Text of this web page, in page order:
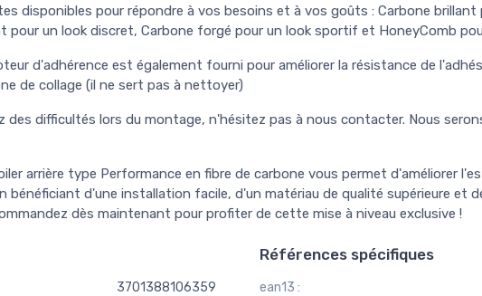
disponibles pour répondre à vos besoins et à vos goûts : Carbone brillant
pour un look discret, Carbone forgé pour un look sportif et HoneyComb
d'adhérence est également fourni pour améliorer la résistance de
de collage (il ne sert pas à nettoyer)
des difficultés lors du montage, n'hésitez pas à nous contacter. Nous
arrière type Performance en fibre de carbone vous permet d'améliorer
bénéficiant d'une installation facile, d'un matériau de qualité supérieure et
dès maintenant pour profiter de cette mise à niveau exclusive !
3701388106359
Références spécifiques
ean13 :